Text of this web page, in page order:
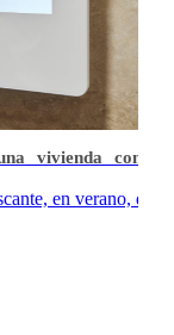
vivienda con
en verano, que